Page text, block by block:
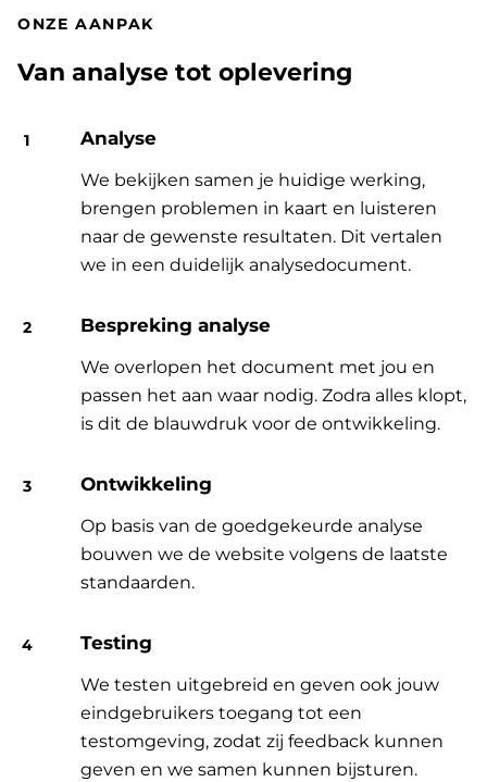
ONZE AANPAK
Van analyse tot oplevering
Analyse
We bekijken samen je huidige werking,
brengen problemen in kaart en luisteren
naar de gewenste resultaten. Dit vertalen
we in een duidelijk analysedocument.
Bespreking analyse
We overlopen het document met jou en
passen het aan waar nodig. Zodra alles klopt,
is dit de blauwdruk voor de ontwikkeling.
Ontwikkeling
Op basis van de goedgekeurde analyse
bouwen we de website volgens de laatste
standaarden.
Testing
We testen uitgebreid en geven ook jouw
eindgebruikers toegang tot een
testomgeving, zodat zij feedback kunnen
geven en we samen kunnen bijsturen.